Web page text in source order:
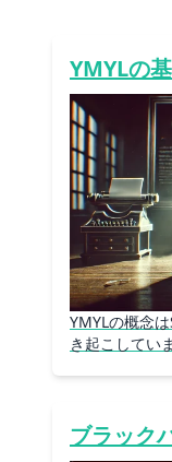
YMYLの
YMYLの概念
き起こしてい
ブラック